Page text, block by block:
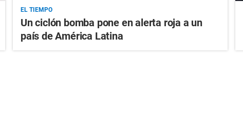
EL TIEMPO
Un ciclón bomba pone en alerta roja a un
país de América Latina